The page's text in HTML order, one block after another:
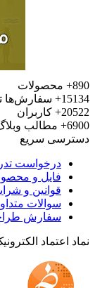
محصولات
سفارش‌ها
کاربران
مطالب وبلاگ
سریع
درخواست تدریس
فایل و محصول
قوانین و شرایط
سوالات متداول
سفارش طراحی
اعتماد الکترونیک و